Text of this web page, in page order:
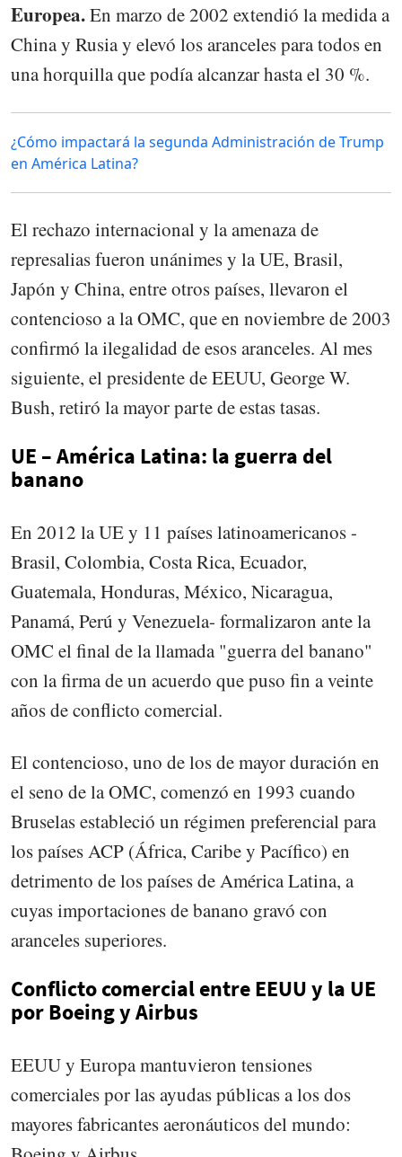
Europea.En marzo de 2002 extendió la medida a
China y Rusia y elevó los aranceles para todos en
una horquilla que podía alcanzar hasta el 30 %.
¿Cómo impactará la segunda Administración de Trump
en América Latina?
El rechazo internacional y la amenaza de
represalias fueron unánimes y la UE, Brasil,
Japón y China, entre otros países, llevaron el
contencioso a la OMC, que en noviembre de 2003
confirmó la ilegalidad de esos aranceles. Al mes
siguiente, el presidente de EEUU, George W.
Bush, retiró la mayor parte de estas tasas.
UE – América Latina: la guerra del
banano
En 2012 la UE y 11 países latinoamericanos -
Brasil, Colombia, Costa Rica, Ecuador,
Guatemala, Honduras, México, Nicaragua,
Panamá, Perú y Venezuela- formalizaron ante la
OMC el final de la llamada "guerra del banano"
con la firma de un acuerdo que puso fin a veinte
años de conflicto comercial.
El contencioso, uno de los de mayor duración en
el seno de la OMC, comenzó en 1993 cuando
Bruselas estableció un régimen preferencial para
los países ACP (África, Caribe y Pacífico) en
detrimento de los países de América Latina, a
cuyas importaciones de banano gravó con
aranceles superiores.
Conflicto comercial entre EEUU y la UE
por Boeing y Airbus
EEUU y Europa mantuvieron tensiones
comerciales por las ayudas públicas a los dos
mayores fabricantes aeronáuticos del mundo: